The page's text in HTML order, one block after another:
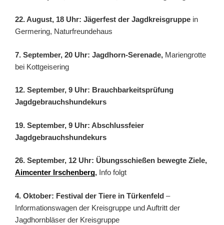
22. August, 18 Uhr: Jägerfest der Jagdkreisgruppe in
Germering, Naturfreundehaus
7. September, 20 Uhr: Jagdhorn-Serenade, Mariengrotte
bei Kottgeisering
12. September, 9 Uhr: Brauchbarkeitsprüfung
Jagdgebrauchshundekurs
19. September, 9 Uhr: Abschlussfeier
Jagdgebrauchshundekurs
26. September, 12 Uhr: Übungsschießen bewegte Ziele,
Aimcenter Irschenberg, Info folgt
4. Oktober: Festival der Tiere in Türkenfeld –
Informationswagen der Kreisgruppe und Auftritt der
Jagdhornbläser der Kreisgruppe